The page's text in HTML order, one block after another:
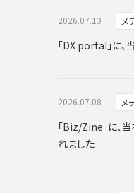
2026.07.13 メ
「DX portal」に
2026.07.08 メ
「Biz/Zine」に
れました